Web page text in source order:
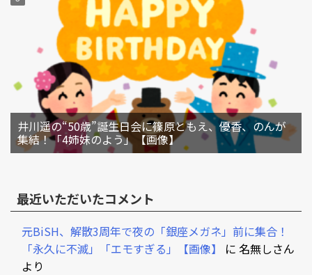
井川遥の“50歳”誕生日会に篠原ともえ、優香、のんが
集結！「4姉妹のよう」【画像】
最近いただいたコメント
元BiSH、解散3周年で夜の「銀座メガネ」前に集合！
「永久に不滅」「エモすぎる」【画像】
に 名無しさん
より